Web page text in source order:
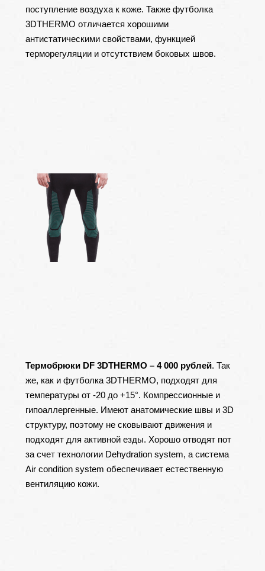
поступление воздуха к коже. Также футболка
3DTHERMO отличается хорошими
антистатическими свойствами, функцией
терморегуляции и отсутствием боковых швов.
Термобрюки DF 3DTHERMO – 4 000 рублей. Так
же, как и футболка 3DTHERMO, подходят для
температуры от -20 до +15°. Компрессионные и
гипоаллергенные. Имеют анатомические швы и 3D
структуру, поэтому не сковывают движения и
подходят для активной езды. Хорошо отводят пот
за счет технологии Dehydration system, а система
Air condition system обеспечивает естественную
вентиляцию кожи.